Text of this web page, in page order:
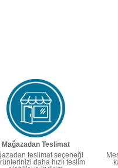
Mağazadan Teslimat
teslimat seçeneği
daha hızlı teslim